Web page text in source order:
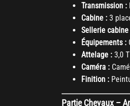
Transmission :
Cabine : 3
Sellerie cabine
Équipements :
Attelage : 3,0 T
Caméra :
Finition :
Partie Chevaux –